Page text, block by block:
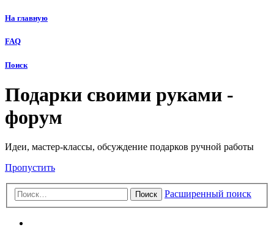
На главную
FAQ
Поиск
Подарки своими руками -
форум
Идеи, мастер-классы, обсуждение подарков ручной работы
Пропустить
Поиск Расширенный поиск